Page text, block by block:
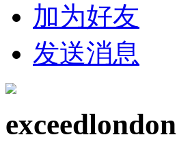
加为好友
发送消息
exceedlondon